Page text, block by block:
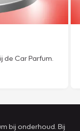
de Car Parfum.
bij onderhoud. Bij